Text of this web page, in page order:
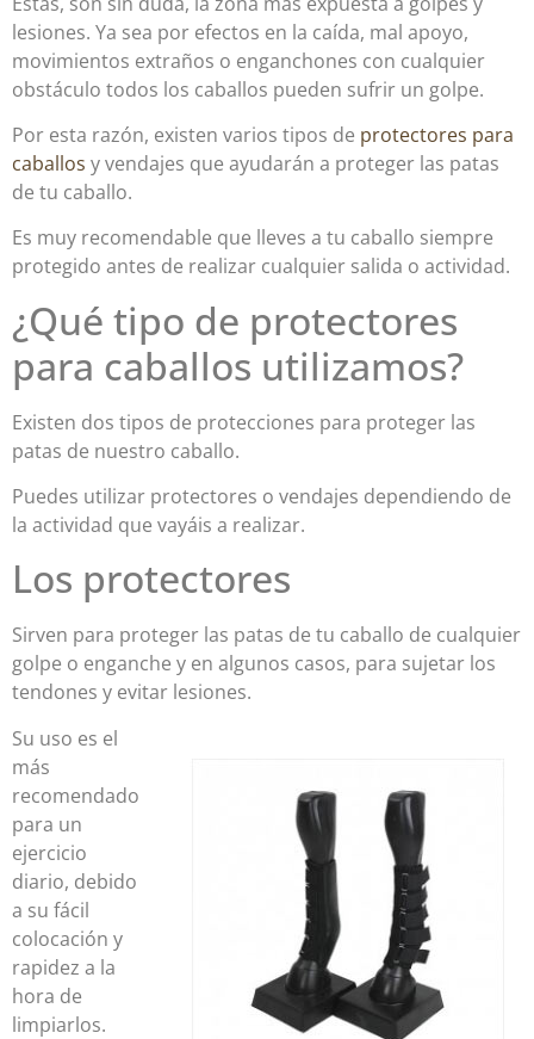
lesiones. Ya sea por efectos en la caída, mal apoyo,
movimientos extraños o enganchones con cualquier
obstáculo todos los caballos pueden sufrir un golpe.
Por esta razón, existen varios tipos de protectores para
caballos y vendajes que ayudarán a proteger las patas
de tu caballo.
Es muy recomendable que lleves a tu caballo siempre
protegido antes de realizar cualquier salida o actividad.
¿Qué tipo de protectores
para caballos utilizamos?
Existen dos tipos de protecciones para proteger las
patas de nuestro caballo.
Puedes utilizar protectores o vendajes dependiendo de
la actividad que vayáis a realizar.
Los protectores
Sirven para proteger las patas de tu caballo de cualquier
golpe o enganche y en algunos casos, para sujetar los
tendones y evitar lesiones.
Su uso es el
más
recomendado
para un
ejercicio
diario, debido
a su fácil
colocación y
rapidez a la
hora de
limpiarlos.